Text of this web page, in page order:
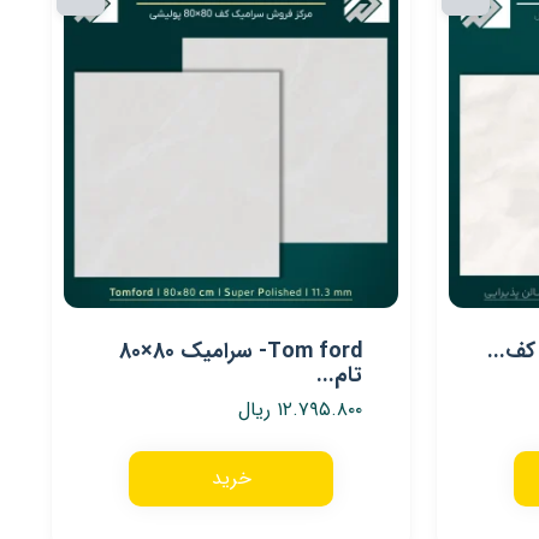
Tom ford- سرامیک 80×80
تام...
۱۲.۷۹۵.۸۰۰ ریال
خرید